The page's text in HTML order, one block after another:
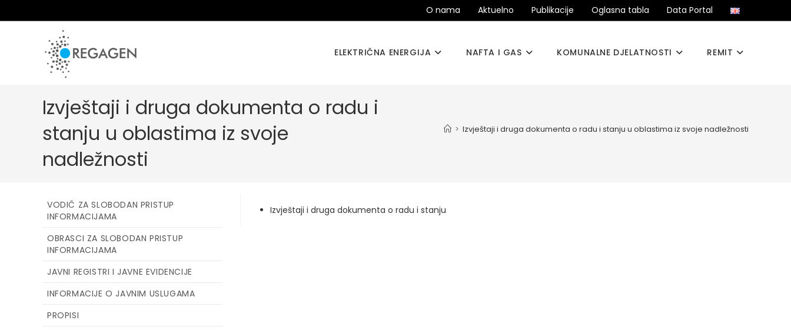
to
O nama Aktuelno Publikacije Oglasna tabla Data Portal
ELEKTRIČNA ENERGIJA NAFTA I GAS KOMUNALNE DJELATNOSTI REMIT
Izvještaji i druga dokumenta o radu i
stanju u oblastima iz svoje
nadležnosti
> Izvještaji i druga dokumenta o radu i stanju u oblastima iz svoje nadležnosti
Izvještaji i druga dokumenta o radu i stanju
VODIČ ZA SLOBODAN PRISTUP
INFORMACIJAMA
OBRASCI ZA SLOBODAN PRISTUP
INFORMACIJAMA
JAVNI REGISTRI I JAVNE EVIDENCIJE
INFORMACIJE O JAVNIM USLUGAMA
PROPISI